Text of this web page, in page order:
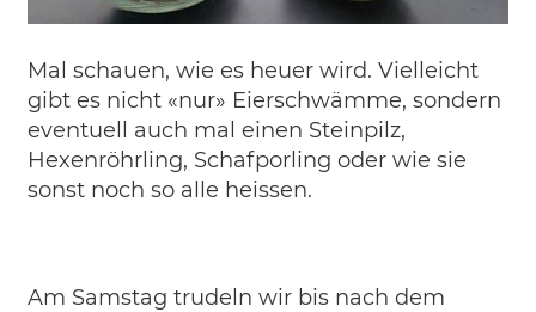
Mal schauen, wie es heuer wird. Vielleicht
gibt es nicht «nur» Eierschwämme, sondern
eventuell auch mal einen Steinpilz,
Hexenröhrling, Schafporling oder wie sie
sonst noch so alle heissen.
Am Samstag trudeln wir bis nach dem